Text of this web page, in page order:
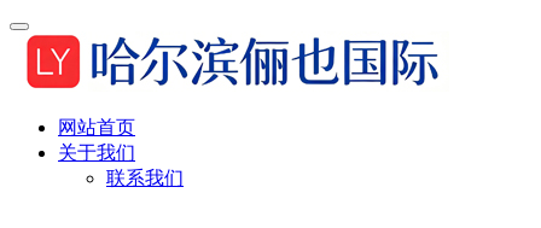
网站首页
关于我们
联系我们